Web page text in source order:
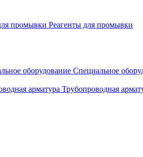
Реагенты для промывки
Специальное
Трубопроводная